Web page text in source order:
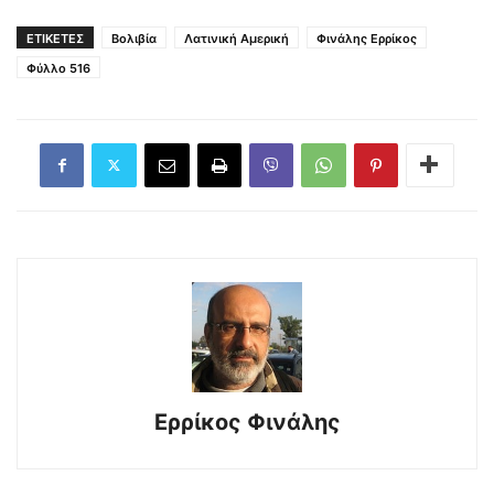
ΕΤΙΚΕΤΕΣ Βολιβία Λατινική Αμερική
Φινάλης Ερρίκος
Φύλλο 516
Ερρίκος Φινάλης